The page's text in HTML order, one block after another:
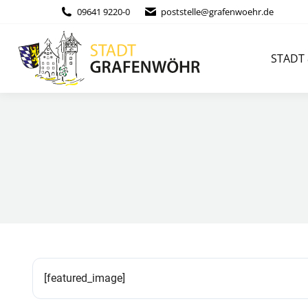
09641 9220-0 poststelle@grafenwoehr.de
STADT
[featured_image]